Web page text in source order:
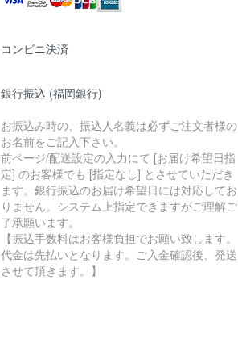
コンビニ決済
銀行振込 (福岡銀行)
お振込み時の、振込人名義は必ずご注文者様の
お名前をご記入下さい。
前ページ/配送設定の入力にて [お届け希望日指
定] のお客様でも [指定なし] とさせていただき
ます。銀行振込のお届け希望日には対応してお
りません。システム上指定できますがご理解ご
了承願います。
【振込手数料はお客様負担でお願い致します。
代金は先払いとなります。ご入金確認後、発送
させて頂きます。】